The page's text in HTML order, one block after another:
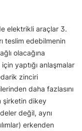
elektrikli araçlar 3.
teslim edebilmenin
olacağına
yaptığı anlaşmalar
zinciri
daha fazlasını
şirketin dikey
değil, aynı
erkenden